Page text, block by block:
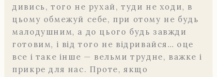
дивись, того не рухай, туди не ходи, в
цьому обмежуй себе, при отому не будь
малодушним, а до цього будь завжди
готовим, і від того не відривайся… оце
все і таке інше — вельми трудне, важке і
прикре для нас. Проте, якщо